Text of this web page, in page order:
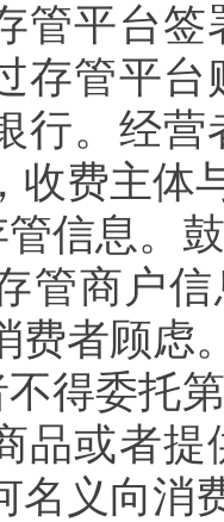
管平台
存管平
行。经
收费主体
信息。
管商户
费者顾虑
得委托
品或者
名义向消